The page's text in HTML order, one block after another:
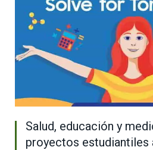
Salud, educación y
proyectos estudiantiles